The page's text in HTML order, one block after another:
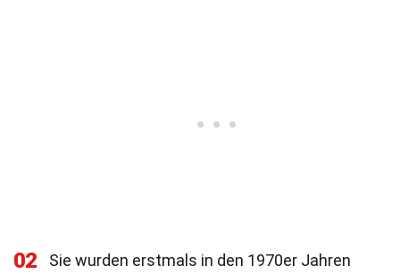
02
Sie wurden erstmals in den 1970er Jahren